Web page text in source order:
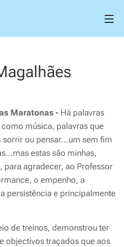
Maratonas - Há palavras
música, palavras que
sorrir ou pensar...um sem fim
estas são minhas,
para agradecer, ao Professor
o empenho, a
persistência e principalmente
de treinos, demonstrou ter
objectivos traçados que aos